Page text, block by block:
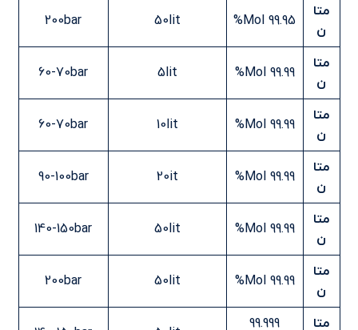
متا
ن
99.95 Mol%
50lit
200bar
متا
ن
99.99 Mol%
5lit
60-70bar
متا
ن
99.99 Mol%
10lit
60-70bar
متا
ن
99.99 Mol%
20it
90-100bar
متا
ن
99.99 Mol%
50lit
140-150bar
متا
ن
99.99 Mol%
50lit
200bar
متا
99.999